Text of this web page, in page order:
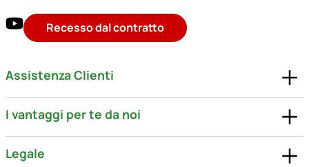
Recesso dal contratto
Assistenza Clienti
I vantaggi per te da noi
Legale